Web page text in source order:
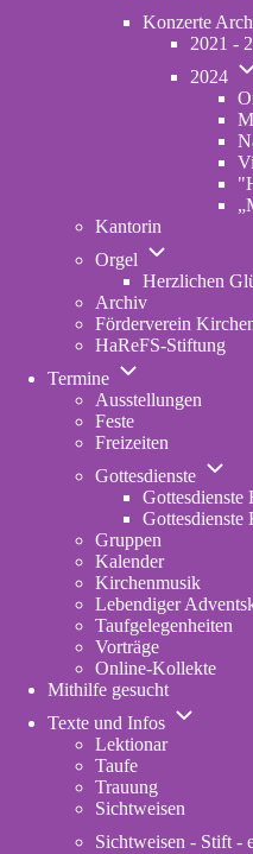
Konzerte
2021 -
2024
Kantorin
Orgel
Unternavigation
Orgel
Herzlichen
Archiv
Förderverein
HaReFS-Stiftung
Termine
Unternavigation
Termine
Ausstellungen
Feste
Freizeiten
Gottesdienste
Gottesdienste
Gruppen
Kalender
Kirchenmusik
Lebendiger
Taufgelegenheiten
Vorträge
Online-Kollekte
Mithilfe gesucht
Texte und Infos
Lektionar
Taufe
Trauung
Sichtweisen
Sichtweisen - Stift -